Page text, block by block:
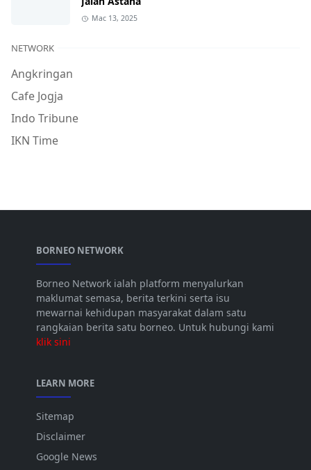
Mac 13, 2025
NETWORK
Angkringan
Cafe Jogja
Indo Tribune
IKN Time
BORNEO NETWORK
Borneo Network ialah platform menyalurkan
maklumat semasa, berita terkini serta isu
mewarnai kehidupan masyarakat dalam satu
rangkaian berita satu borneo. Untuk hubungi kami
klik sini
LEARN MORE
Sitemap
Disclaimer
Google News